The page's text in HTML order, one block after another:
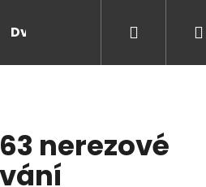
Dveře a zárubně Kontakt
nerezové